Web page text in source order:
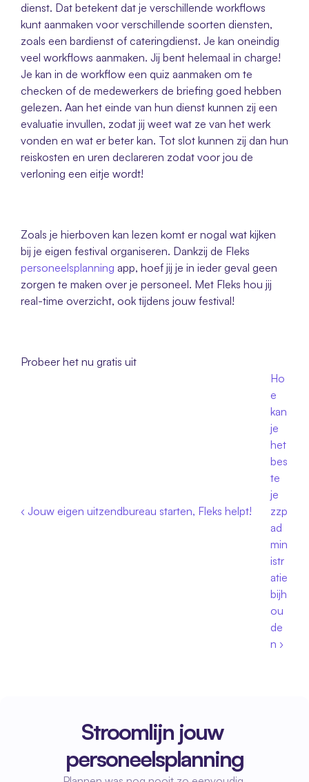
dienst. Dat betekent dat je verschillende workflows
kunt aanmaken voor verschillende soorten diensten,
zoals een bardienst of cateringdienst. Je kan oneindig
veel workflows aanmaken. Jij bent helemaal in charge!
Je kan in de workflow een quiz aanmaken om te
checken of de medewerkers de briefing goed hebben
gelezen. Aan het einde van hun dienst kunnen zij een
evaluatie invullen, zodat jij weet wat ze van het werk
vonden en wat er beter kan. Tot slot kunnen zij dan hun
reiskosten en uren declareren zodat voor jou de
verloning een eitje wordt!
Zoals je hierboven kan lezen komt er nogal wat kijken
personeelsplanning app, hoef jij je in ieder geval geen
zorgen te maken over je personeel. Met Fleks hou jij
real-time overzicht, ook tijdens jouw festival!
Probeer het nu gratis uit
‹ Jouw eigen uitzendbureau starten, Fleks helpt!
Ho
e
kan
je
het
bes
te
je
zzp
ad
min
istr
atie
bijh
ou
de
n ›
Stroomlijn jouw
personeelsplanning